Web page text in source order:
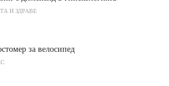
И ЗДРАВЕ
за велосипед